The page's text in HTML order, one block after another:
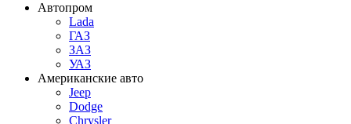
Автопром
Lada
ГАЗ
ЗАЗ
УАЗ
Американские авто
Jeep
Dodge
Chrysler